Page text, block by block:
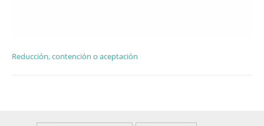
Reducción, contención o aceptación